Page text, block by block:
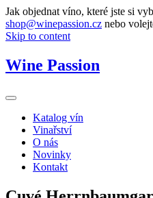
Jak objednat víno, které jste si
shop@winepassion.cz nebo
Skip to content
Wine Passion
Katalog vín
Vinařství
O nás
Novinky
Kontakt